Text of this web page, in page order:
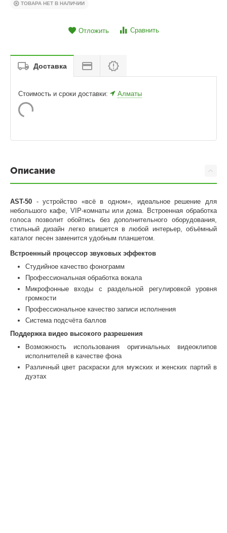
ТОВАРА НЕТ В НАЛИЧИИ
Отложить Сравнить
Доставка
Стоимость и сроки доставки: Алматы
Описание
AST-50 - устройство «всё в одном», идеальное решение для
небольшого кафе, VIP-комнаты или дома. Встроенная обработка
голоса позволит обойтись без дополнительного оборудования,
стильный дизайн легко впишется в любой интерьер, объёмный
каталог песен заменится удобным планшетом.
Встроенный процессор звуковых эффектов
Студийное качество фонограмм
Профессиональная обработка вокала
Микрофонные входы с раздельной регулировкой уровня
громкости
Профессиональное качество записи исполнения
Система подсчёта баллов
Поддержка видео высокого разрешения
Возможность использования оригинальных видеоклипов
исполнителей в качестве фона
Различный цвет раскраски для мужских и женских партий в
дуэтах